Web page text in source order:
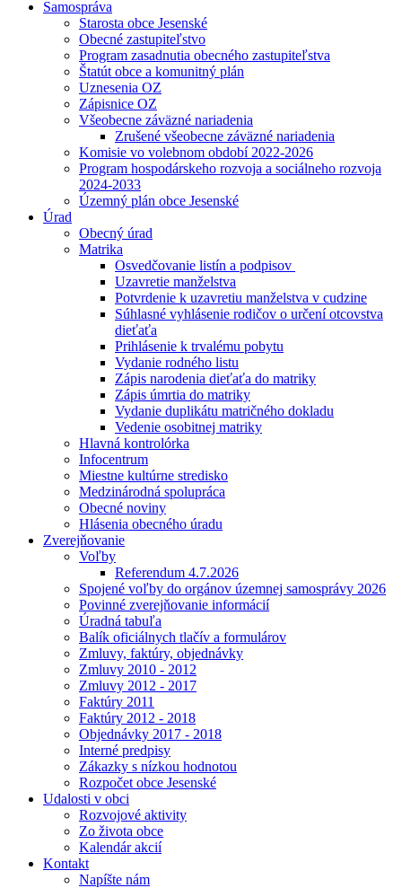
Samospráva
Starosta obce Jesenské
Obecné zastupiteľstvo
Program zasadnutia obecného zastupiteľstva
Štatút obce a komunitný plán
Uznesenia OZ
Zápisnice OZ
Všeobecne záväzné nariadenia
Zrušené všeobecne záväzné nariadenia
Komisie vo volebnom období 2022-2026
Program hospodárskeho rozvoja a sociálneho rozvoja
2024-2033
Územný plán obce Jesenské
Úrad
Obecný úrad
Matrika
Osvedčovanie listín a podpisov
Uzavretie manželstva
Potvrdenie k uzavretiu manželstva v cudzine
Súhlasné vyhlásenie rodičov o určení otcovstva
dieťaťa
Prihlásenie k trvalému pobytu
Vydanie rodného listu
Zápis narodenia dieťaťa do matriky
Zápis úmrtia do matriky
Vydanie duplikátu matričného dokladu
Vedenie osobitnej matriky
Hlavná kontrolórka
Infocentrum
Miestne kultúrne stredisko
Medzinárodná spolupráca
Obecné noviny
Hlásenia obecného úradu
Zverejňovanie
Voľby
Referendum 4.7.2026
Spojené voľby do orgánov územnej samosprávy 2026
Povinné zverejňovanie informácií
Úradná tabuľa
Balík oficiálnych tlačív a formulárov
Zmluvy, faktúry, objednávky
Zmluvy 2010 - 2012
Zmluvy 2012 - 2017
Faktúry 2011
Faktúry 2012 - 2018
Objednávky 2017 - 2018
Interné predpisy
Zákazky s nízkou hodnotou
Rozpočet obce Jesenské
Udalosti v obci
Rozvojové aktivity
Zo života obce
Kalendár akcií
Kontakt
Napíšte nám